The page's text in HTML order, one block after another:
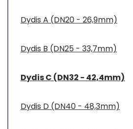
Dydis A (DN20 - 26,9mm)
Dydis B (DN25 - 33,7mm)
Dydis C (DN32 - 42,4mm)
Dydis D (DN40 - 48,3mm)